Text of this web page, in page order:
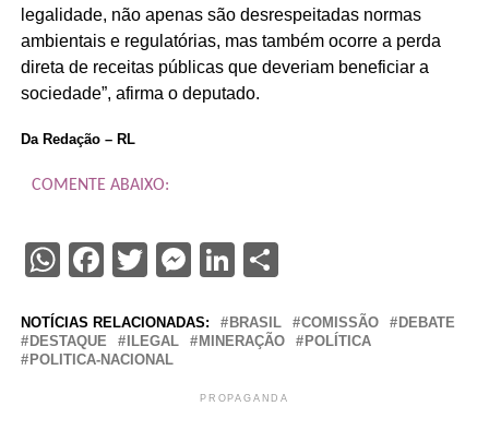
legalidade, não apenas são desrespeitadas normas
ambientais e regulatórias, mas também ocorre a perda
direta de receitas públicas que deveriam beneficiar a
sociedade”, afirma o deputado.
Da Redação – RL
COMENTE ABAIXO:
WhatsApp
Facebook
TwitterMessenger
LinkedIn
NOTÍCIAS RELACIONADAS: BRASIL COMISSÃO
DEBATE
DESTAQUE
ILEGAL MINERAÇÃO
POLÍTICA
POLITICA-NACIONAL
PROPAGANDA